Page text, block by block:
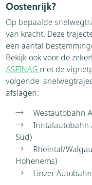
Oostenrijk?
Op bepaalde
van kracht. Deze
een aantal
Bekijk ook voor de
ASFINAG met de
volgende
afslagen:
Westautobahn
Inntalautobahn
Süd)
Rheintal/
Hohenems)
Linzer